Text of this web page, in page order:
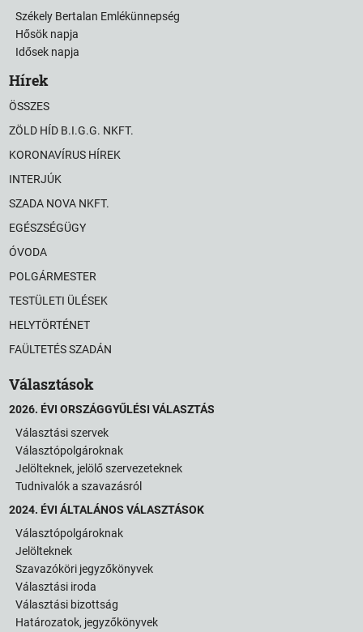
Székely Bertalan Emlékünnepség
Hősök napja
Idősek napja
Hírek
ÖSSZES
ZÖLD HÍD B.I.G.G. NKFT.
KORONAVÍRUS HÍREK
INTERJÚK
SZADA NOVA NKFT.
EGÉSZSÉGÜGY
ÓVODA
POLGÁRMESTER
TESTÜLETI ÜLÉSEK
HELYTÖRTÉNET
FAÜLTETÉS SZADÁN
Választások
2026. ÉVI ORSZÁGGYŰLÉSI VÁLASZTÁS
Választási szervek
Választópolgároknak
Jelölteknek, jelölő szervezeteknek
Tudnivalók a szavazásról
2024. ÉVI ÁLTALÁNOS VÁLASZTÁSOK
Választópolgároknak
Jelölteknek
Szavazóköri jegyzőkönyvek
Választási iroda
Választási bizottság
Határozatok, jegyzőkönyvek